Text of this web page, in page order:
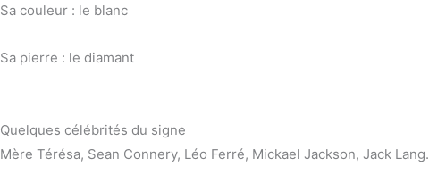
Sa couleur : le blanc
Sa pierre : le diamant
Quelques célébrités du signe
Mère Térésa, Sean Connery, Léo Ferré, Mickael Jackson, Jack Lang.